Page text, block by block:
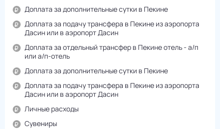
Доплата за дополнительные сутки в Пекине
Доплата за подачу трансфера в Пекине из аэропорта
Дасин или в аэропорт Дасин
Доплата за отдельный трансфер в Пекине отель - а/п
или а/п-отель
Доплата за дополнительные сутки в Пекине
Доплата за подачу трансфера в Пекине из аэропорта
Дасин или в аэропорт Дасин
Личные расходы
Сувениры